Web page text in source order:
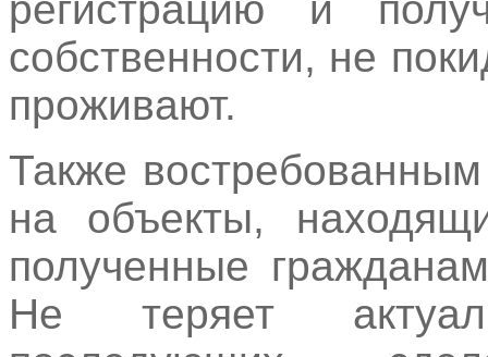
собственности, не
проживают.
Также
на объекты,
полученные
Не теряет